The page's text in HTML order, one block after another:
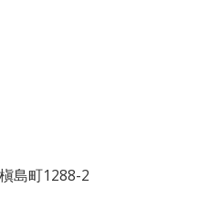
島町1288-2